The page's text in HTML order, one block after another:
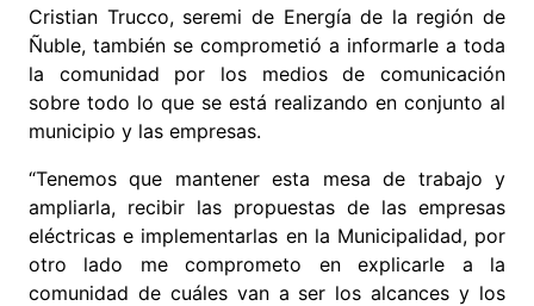
Cristian Trucco, seremi de Energía de la región de
Ñuble, también se comprometió a informarle a toda
la comunidad por los medios de comunicación
sobre todo lo que se está realizando en conjunto al
municipio y las empresas.
“Tenemos que mantener esta mesa de trabajo y
ampliarla, recibir las propuestas de las empresas
eléctricas e implementarlas en la Municipalidad, por
otro lado me comprometo en explicarle a la
comunidad de cuáles van a ser los alcances y los